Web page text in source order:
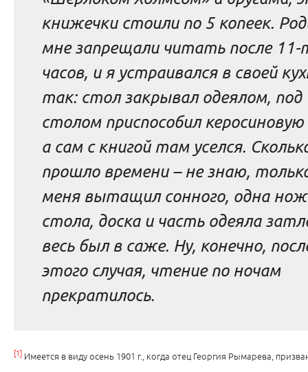
книжечки стоили по 5 копеек.
мне запрещали читать после 11-
часов, и я устраивался в своей
так: стол закрывал одеялом, под
столом приспособил
а сам с книгой там уселся.
прошло времени – не знаю,
меня вытащил сонного, одна
стола, доска и часть одеяла
весь был в саже. Ну, конечно,
этого случая, чтение по ночам
прекратилось.
[1] Имеется в виду осень 1901 г., когда отец Георгия Рымарева,